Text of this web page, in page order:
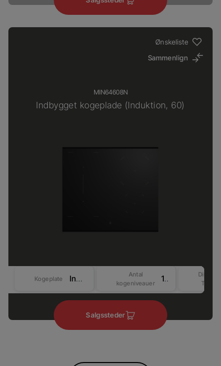
Ønskeliste
Sammenlign
MIN64608N
Indbygget kogeplade (Induktion, 60)
Kogeplate Induktion
Antal
kogeniveauer
15
Display
Type
Salgssteder